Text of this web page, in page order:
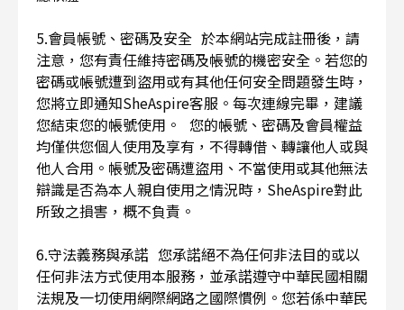
5.會員帳號、密碼及安全 於本網站完成註冊後，請
注意，您有責任維持密碼及帳號的機密安全。若您的
密碼或帳號遭到盜用或有其他任何安全問題發生時，
您將立即通知SheAspire客服。每次連線完畢，建議
您結束您的帳號使用。 您的帳號、密碼及會員權益
均僅供您個人使用及享有，不得轉借、轉讓他人或與
他人合用。帳號及密碼遭盜用、不當使用或其他無法
辯識是否為本人親自使用之情況時，SheAspire對此
所致之損害，概不負責。
6.守法義務與承諾 您承諾絕不為任何非法目的或以
任何非法方式使用本服務，並承諾遵守中華民國相關
法規及一切使用網際網路之國際慣例。您若係中華民